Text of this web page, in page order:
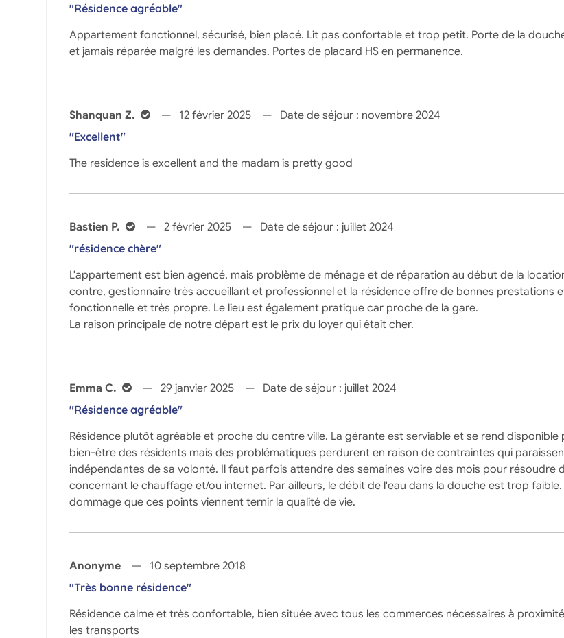
"Résidence agréable"
Appartement fonctionnel, sécurisé, bien placé. Lit pas confortable et trop petit. Porte de la
et jamais réparée malgré les demandes. Portes de placard HS en permanence.
Shanquan Z. 12 février 2025 Date de séjour : novembre 2024
"Excellent"
The residence is excellent and the madam is pretty good
Bastien P. 2 février 2025 Date de séjour : juillet 2024
"résidence chère"
L'appartement est bien agencé, mais problème de ménage et de réparation au début de la
contre, gestionnaire très accueillant et professionnel et la résidence offre de bonnes prestations
fonctionnelle et très propre. Le lieu est également pratique car proche de la gare.
La raison principale de notre départ est le prix du loyer qui était cher.
Emma C. 29 janvier 2025 Date de séjour : juillet 2024
"Résidence agréable"
Résidence plutôt agréable et proche du centre ville. La gérante est serviable et se rend disponible
bien-être des résidents mais des problématiques perdurent en raison de contraintes qui
indépendantes de sa volonté. Il faut parfois attendre des semaines voire des mois pour résoudre
concernant le chauffage et/ou internet. Par ailleurs, le débit de l'eau dans la douche est trop faible.
dommage que ces points viennent ternir la qualité de vie.
Anonyme
10 septembre 2018
"Très bonne résidence"
Résidence calme et très confortable, bien située avec tous les commerces nécessaires à
les transports